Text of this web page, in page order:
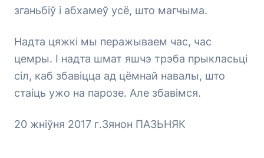
зганьбіў і абхамеў усё, што магчыма.
Надта цяжкі мы перажываем час, час
цемры. І надта шмат яшчэ трэба прыкласьці
сіл, каб збавіцца ад цёмнай навалы, што
стаіць ужо на парозе. Але збавімся.
20 жніўня 2017 г.Зянон ПАЗЬНЯК